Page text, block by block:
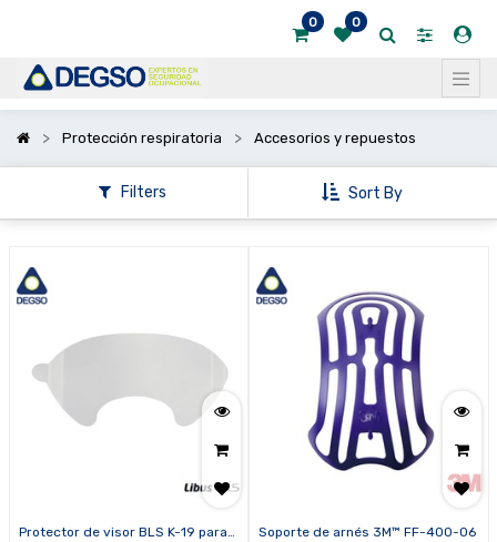
0 0
Protección respiratoria Accesorios y repuestos
Filters Sort By
Protector de visor BLS K-19 para
Soporte de arnés 3M™ FF-400-06